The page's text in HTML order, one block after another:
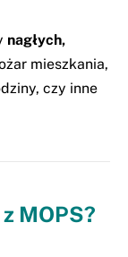
nagłych,
mieszkania,
czy inne
MOPS?